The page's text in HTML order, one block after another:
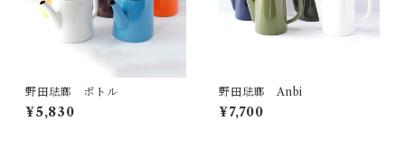
野田琺瑯 ポトル
¥5,830
野田琺瑯 Anbi
¥7,700